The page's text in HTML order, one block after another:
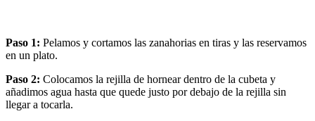
Paso 1: Pelamos y cortamos las zanahorias en tiras y las reservamos
en un plato.
Paso 2: Colocamos la rejilla de hornear dentro de la cubeta y
añadimos agua hasta que quede justo por debajo de la rejilla sin
llegar a tocarla.